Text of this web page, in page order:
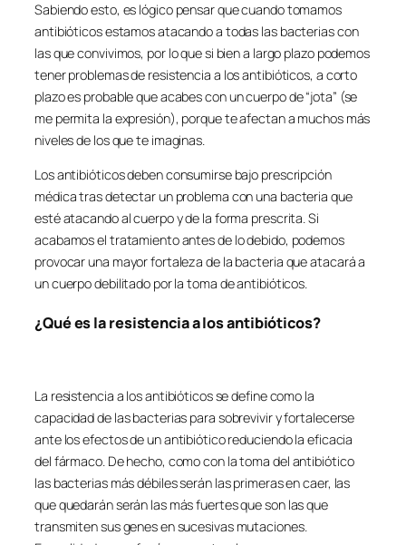
Sabiendo esto, es lógico pensar que cuando tomamos
antibióticos estamos atacando a todas las bacterias con
las que convivimos, por lo que si bien a largo plazo podemos
tener problemas de resistencia a los antibióticos, a corto
plazo es probable que acabes con un cuerpo de “jota” (se
me permita la expresión), porque te afectan a muchos más
niveles de los que te imaginas.
Los antibióticos deben consumirse bajo prescripción
médica tras detectar un problema con una bacteria que
esté atacando al cuerpo y de la forma prescrita. Si
acabamos el tratamiento antes de lo debido, podemos
provocar una mayor fortaleza de la bacteria que atacará a
un cuerpo debilitado por la toma de antibióticos.
¿Qué es la resistencia a los antibióticos?
La resistencia a los antibióticos se define como la
capacidad de las bacterias para sobrevivir y fortalecerse
ante los efectos de un antibiótico reduciendo la eficacia
del fármaco. De hecho, como con la toma del antibiótico
las bacterias más débiles serán las primeras en caer, las
que quedarán serán las más fuertes que son las que
transmiten sus genes en sucesivas mutaciones.